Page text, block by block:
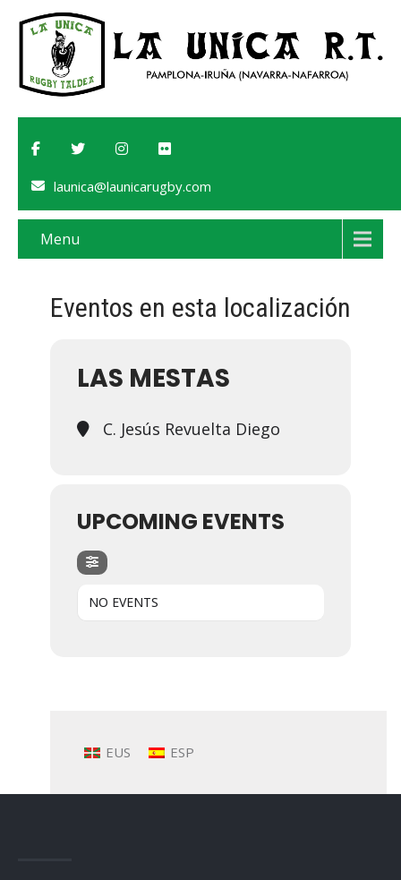
launica@launicarugby.com
Menu
Eventos en esta localización
LAS MESTAS
C. Jesús Revuelta Diego
UPCOMING EVENTS
NO EVENTS
EUS ESP